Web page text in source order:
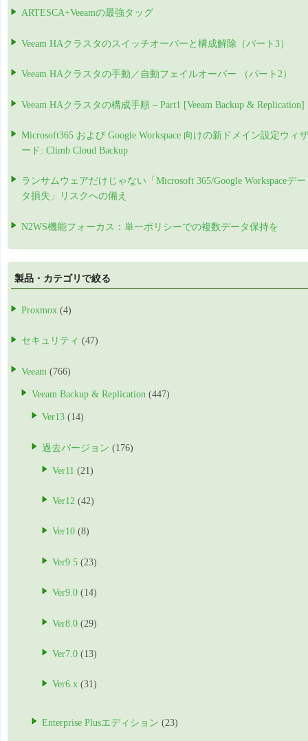
ARTESCA+Veeamの最強タッグ
Veeam HAクラスタのスイッチオーバーと構成解除（パート3）
Veeam HAクラスタの手動／自動フェイルオーバー （パート2）
Veeam HAクラスタの構成手順 – Part1 [Veeam Backup & Replication]
Microsoft365 および Google Workspace 向けの新ドメイン設定ウィザ
ード: Climb Cloud Backup
ランサムウェアだけじゃない「Microsoft 365/Google Workspaceデー
タ損失」リスクへの備え
N2WS機能フォーカス：単一ポリシーでの複数データ保持を
製品・カテゴリで絞る
Proxmox (4)
セキュリティ (47)
Veeam (766)
Veeam Backup & Replication (447)
Ver13 (14)
過去バージョン (176)
Ver11 (21)
Ver12 (42)
Ver10 (8)
Ver9.5 (23)
Ver9.0 (14)
Ver8.0 (29)
Ver7.0 (13)
Ver6.x (31)
Enterprise Plusエディション (23)